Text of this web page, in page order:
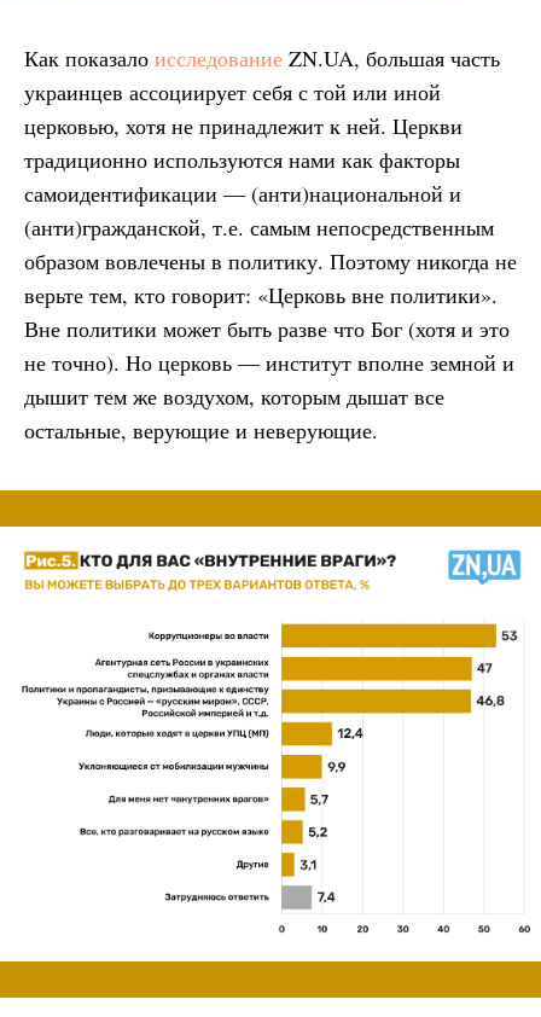
Как показало исследование ZN.UA, большая часть
украинцев ассоциирует себя с той или иной
церковью, хотя не принадлежит к ней. Церкви
традиционно используются нами как факторы
самоидентификации — (анти)национальной и
(анти)гражданской, т.е. самым непосредственным
образом вовлечены в политику. Поэтому никогда не
верьте тем, кто говорит: «Церковь вне политики».
Вне политики может быть разве что Бог (хотя и это
не точно). Но церковь — институт вполне земной и
дышит тем же воздухом, которым дышат все
остальные, верующие и неверующие.